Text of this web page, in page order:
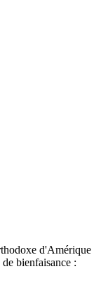
d'Amérique
bienfaisance :